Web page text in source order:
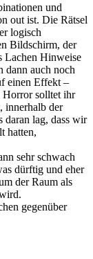
und
out ist. Die Rätsel
logisch
Bildschirm, der
Lachen Hinweise
dann auch noch
einen Effekt –
Horror solltet ihr
innerhalb der
daran lag, dass wir
hatten,
sehr schwach
dürftig und eher
der Raum als
gegenüber